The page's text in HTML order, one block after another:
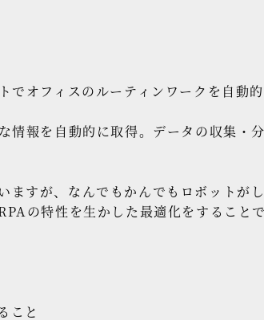
オフィスのルーティンワークを自動
報を自動的に取得。データの収集・
すが、なんでもかんでもロボットが
の特性を生かした最適化をすること
こと